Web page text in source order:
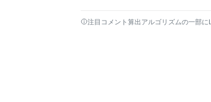
lo
注目コメント算出アルゴリズムの一部